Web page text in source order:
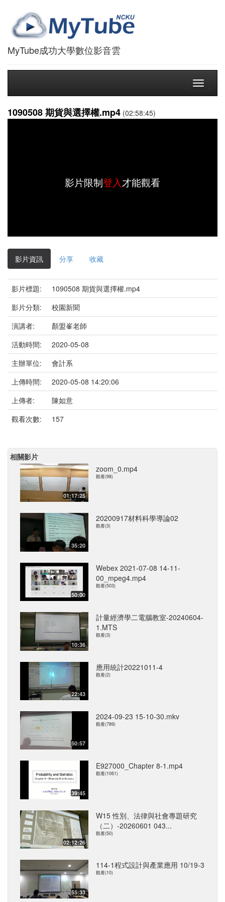
MyTube成功大學數位影音雲
Toggle
1090508 期貨與選擇權.mp4 (02:58:45)
影片限制登入才能觀看
影片資訊 分享 收藏
影片標題:
1090508 期貨與選擇權.mp4
影片分類:
校園新聞
演講者:
顏盟峯老師
活動時間:
2020-05-08
主辦單位:
會計系
上傳時間:
2020-05-08 14:20:06
上傳者:
陳如意
觀看次數:
157
相關影片
01:17:25
zoom_0.mp4
觀看(98)
35:20
20200917材料科學導論02
觀看(3)
50:00
Webex 2021-07-08 14-11-
00_mpeg4.mp4
觀看(503)
10:36
計量經濟學二電腦教室-20240604-
1.MTS
觀看(3)
22:43
應用統計20221011-4
觀看(2)
50:57
2024-09-23 15-10-30.mkv
觀看(789)
39:45
E927000_Chapter 8-1.mp4
觀看(1061)
02:12:26
W15 性別、法律與社會專題研究
（二）-20260601 043...
觀看(50)
55:33
114-1程式設計與產業應用 10/19-3
觀看(10)